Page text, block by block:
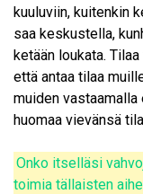
kuuluviin, kuitenkin
saa keskustella,
ketään loukata.
että antaa tilaa
muiden
huomaa vievänsä
Onko itselläsi
toimia tällaisten